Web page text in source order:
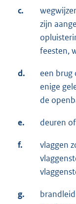
c.
zijn
feesten,
d.
een brug
enige
de
e. deuren
f.
vlaggen
g.